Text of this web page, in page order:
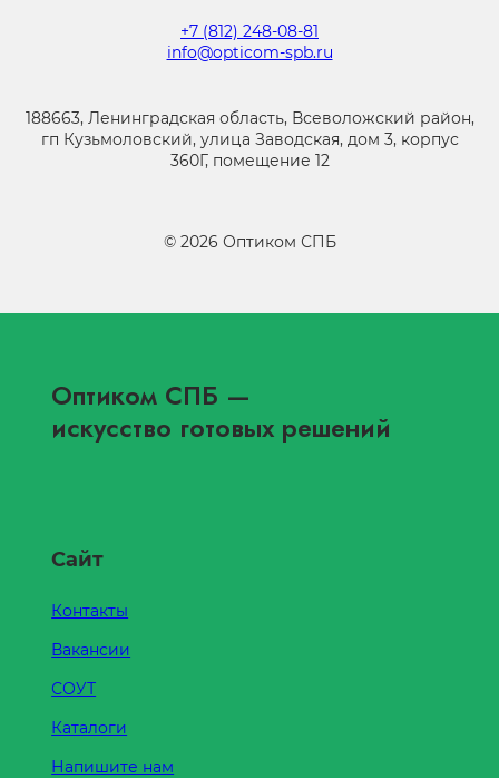
+7 (812) 248-08-81
info@opticom-spb.ru
188663, Ленинградская область, Всеволожский район,
гп Кузьмоловский, улица Заводская, дом 3, корпус
360Г, помещение 12
© 2026 Оптиком СПБ
Оптиком СПБ —
искусство готовых решений
Сайт
Контакты
Вакансии
СОУТ
Каталоги
Напишите нам